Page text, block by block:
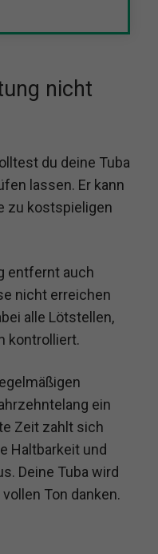
nicht
du deine Tuba
lassen. Er kann
zu kostspieligen
entfernt auch
nicht erreichen
alle Lötstellen,
kontrolliert.
ein
Zeit zahlt sich
Haltbarkeit und
Deine Tuba wird
Ton danken.